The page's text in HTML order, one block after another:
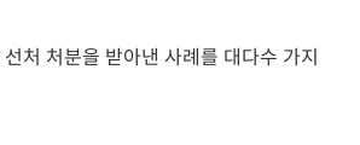
처 처분을 받아낸 사례를 대다수 가지